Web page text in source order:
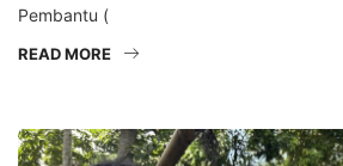
Pembantu (
READ MORE